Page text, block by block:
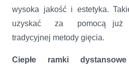
wysoka jakość i estetyka.
uzyskać za pomocą już
tradycyjnej metody gięcia.
Ciepłe ramki